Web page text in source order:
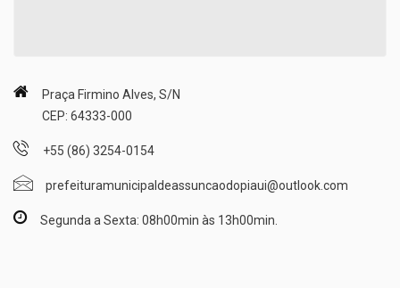
Praça Firmino Alves, S/N
CEP: 64333-000
+55 (86) 3254-0154
prefeituramunicipaldeassuncaodopiaui@outlook.com
Segunda a Sexta: 08h00min às 13h00min.